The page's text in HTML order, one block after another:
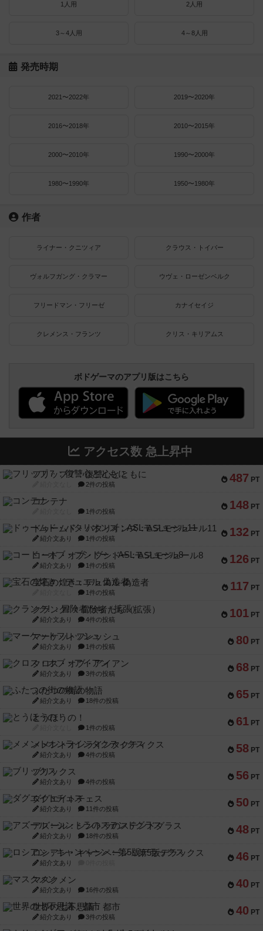
1人用 2人用
3～4人用 4～8人用
発売時期
2021〜2022年 2019〜2020年
2016〜2018年 2010〜2015年
2000〜2010年 1990〜2000年
1980〜1990年 1950〜1980年
作者
ライナー・クニツィア クラウス・トイバー
ヴォルフガング・クラマー ウヴェ・ローゼンベルク
フリードマン・フリーゼ カナイセイジ
クレメンス・フランツ クリス・キリアムス
ボドゲーマのアプリ版はこちら
アクセス数 急上昇中
487 PT
フリップ７：復讐心とともに
2件の投稿
148 PT
コンテナ
1件の投稿
132 PT
ドゥームド・バタリオンズ：ASLモジュール11
紹介文あり 1件の投稿
126 PT
コード・オブ・ブシドー：ASLモジュール8
紹介文あり 1件の投稿
117 PT
宝石の煌き：デュエル 偽造者
1件の投稿
101 PT
クランク! ：冒険者たち（拡張）
紹介文あり 4件の投稿
80 PT
マーケットフレッシュ
紹介文あり 1件の投稿
68 PT
クロス・オブ・アイアン
紹介文あり 3件の投稿
65 PT
ふたつの街の物語
紹介文あり 18件の投稿
61 PT
とうほうの！
1件の投稿
58 PT
メメントオンラインタクティクス
紹介文あり 4件の投稿
56 PT
ブリックス
紹介文あり 4件の投稿
50 PT
ダグエイトチェス
紹介文あり 11件の投稿
48 PT
アズール：シントラのステンドグラス
紹介文あり 18件の投稿
46 PT
ロシアン・キャンペーン：第5版デラックス
紹介文あり
40 PT
マスクメン
紹介文あり 16件の投稿
40 PT
世界の七不思議：都市
紹介文あり 3件の投稿